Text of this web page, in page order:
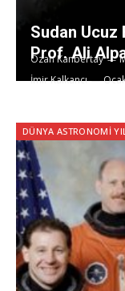
Sudan Ucuz
Ozan Kanbertay
Prof. Ali
İmir Kalkancı
DÜNYA ASTRONOMI